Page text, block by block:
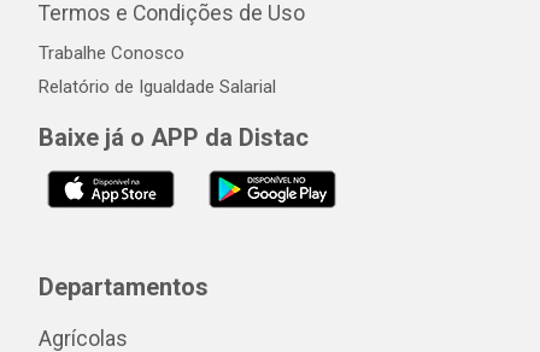
Termos e Condições de Uso
Trabalhe Conosco
Relatório de Igualdade Salarial
Baixe já o APP da Distac
Departamentos
Agrícolas